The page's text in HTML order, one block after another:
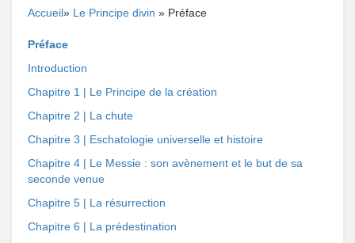
Accueil» Le Principe divin » Préface
Préface
Introduction
Chapitre 1 | Le Principe de la création
Chapitre 2 | La chute
Chapitre 3 | Eschatologie universelle et histoire
Chapitre 4 | Le Messie : son avènement et le but de sa
seconde venue
Chapitre 5 | La résurrection
Chapitre 6 | La prédestination